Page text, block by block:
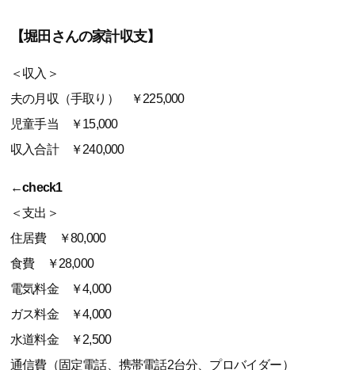
【堀田さんの家計収支】
＜収入＞
夫の月収（手取り） ￥225,000
児童手当 ￥15,000
収入合計 ￥240,000
←check1
＜支出＞
住居費 ￥80,000
食費 ￥28,000
電気料金 ￥4,000
ガス料金 ￥4,000
水道料金 ￥2,500
通信費（固定電話、携帯電話2台分、プロバイダー）